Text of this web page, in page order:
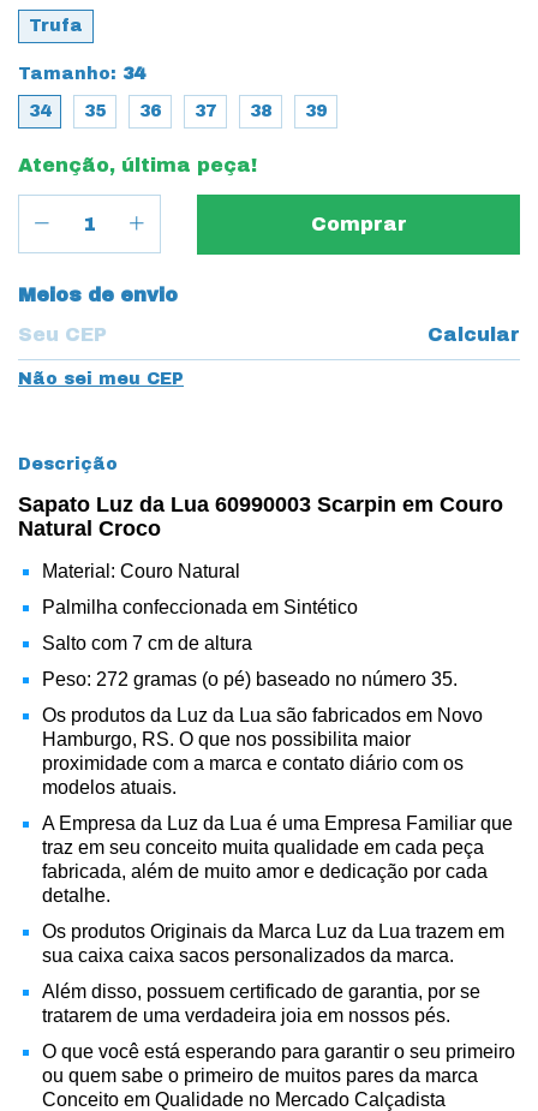
Trufa
Tamanho: 34
34 35 36 37 38 39
Atenção, última peça!
Entregas para o CEP:
Meios de envio
Calcular
Não sei meu CEP
Descrição
Sapato Luz da Lua 60990003 Scarpin em Couro
Natural Croco
Material: Couro Natural
Palmilha confeccionada em Sintético
Salto com 7 cm de altura
Peso: 272 gramas (o pé) baseado no número 35.
Os produtos da Luz da Lua são fabricados em Novo
Hamburgo, RS. O que nos possibilita maior
proximidade com a marca e contato diário com os
modelos atuais.
A Empresa da Luz da Lua é uma Empresa Familiar que
traz em seu conceito muita qualidade em cada peça
fabricada, além de muito amor e dedicação por cada
detalhe.
Os produtos Originais da Marca Luz da Lua trazem em
sua caixa caixa sacos personalizados da marca.
Além disso, possuem certificado de garantia, por se
tratarem de uma verdadeira joia em nossos pés.
O que você está esperando para garantir o seu primeiro
ou quem sabe o primeiro de muitos pares da marca
Conceito em Qualidade no Mercado Calçadista